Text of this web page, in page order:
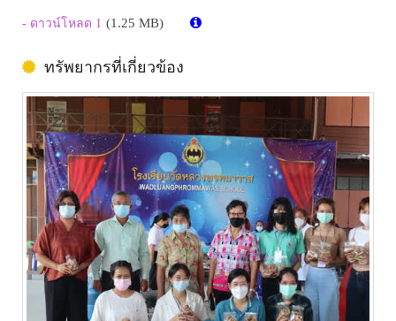
- ดาวน์โหลด 1 (1.25 MB)
ทรัพยากรที่เกี่ยวข้อง